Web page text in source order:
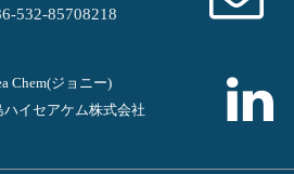
532-85708218
Chem(ジョニー)
ハイセアケム株式会社